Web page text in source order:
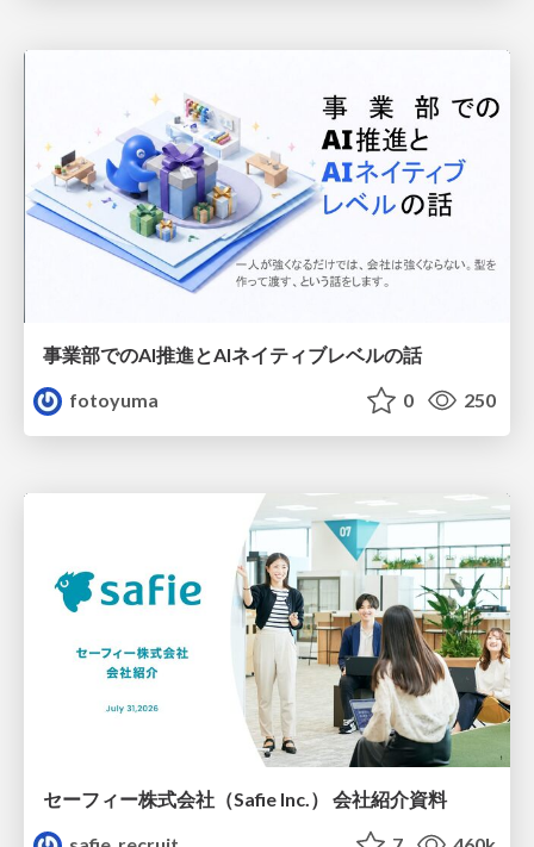
事業部でのAI推進とAIネイティブレベルの話
fotoyuma
0 250
セーフィー株式会社（Safie Inc.） 会社紹介資料